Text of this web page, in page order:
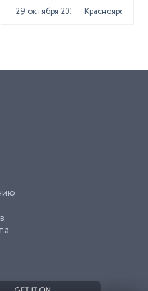
29 октября 2023 Красноярск